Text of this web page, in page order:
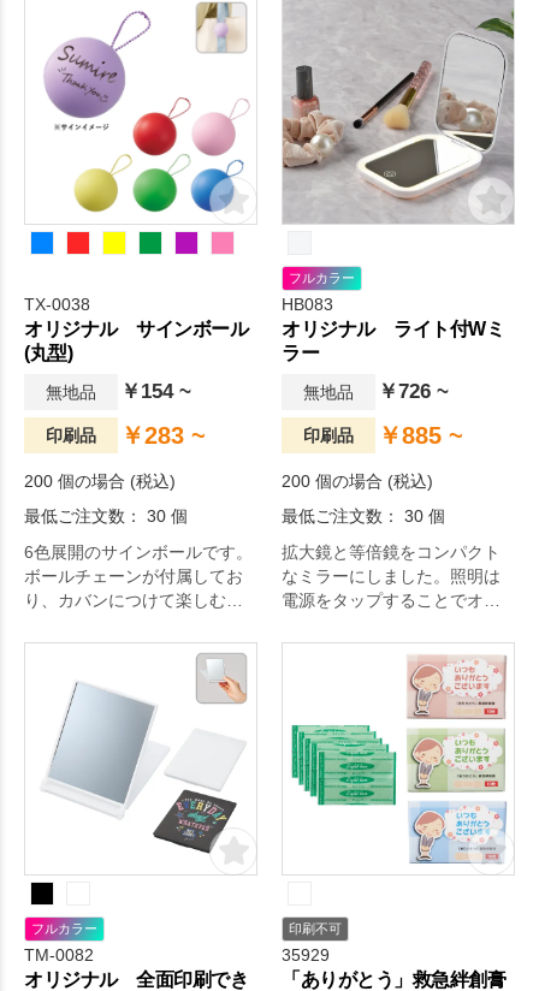
TX-0038
オリジナル サインボール
(丸型)
無地品 ￥154 ~
印刷品 ￥283 ~
200 個の場合 (税込)
最低ご注文数： 30 個
6色展開のサインボールです。
ボールチェーンが付属してお
り、カバンにつけて楽しむこ
フルカラー
HB083
オリジナル ライト付Wミ
ラー
無地品 ￥726 ~
印刷品 ￥885 ~
200 個の場合 (税込)
最低ご注文数： 30 個
拡大鏡と等倍鏡をコンパクト
なミラーにしました。照明は
電源をタップすることでオン
フルカラー
TM-0082
オリジナル 全面印刷でき
印刷不可
35929
「ありがとう」救急絆創膏